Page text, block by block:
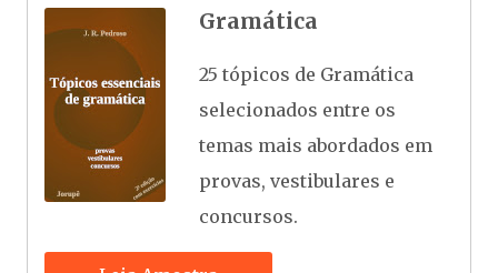
Gramática
25 tópicos de Gramática
selecionados entre os
temas mais abordados em
provas, vestibulares e
concursos.